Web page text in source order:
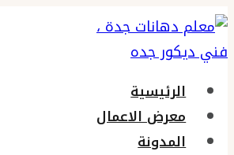
التجاوز
إلى
المحتوى
الرئيسية
معرض الاعمال
المدونة